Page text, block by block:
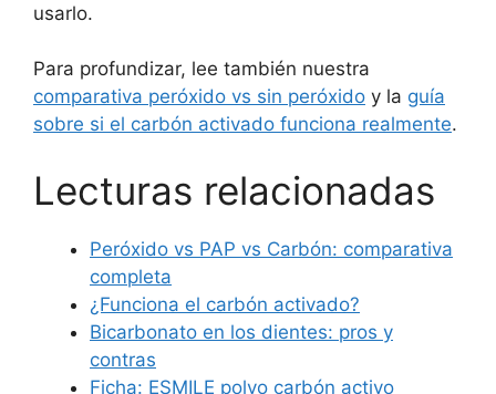
usarlo.
Para profundizar, lee también nuestra
comparativa peróxido vs sin peróxido y la guía
sobre si el carbón activado funciona realmente.
Lecturas relacionadas
Peróxido vs PAP vs Carbón: comparativa
completa
¿Funciona el carbón activado?
Bicarbonato en los dientes: pros y
contras
Ficha: ESMILE polvo carbón activo